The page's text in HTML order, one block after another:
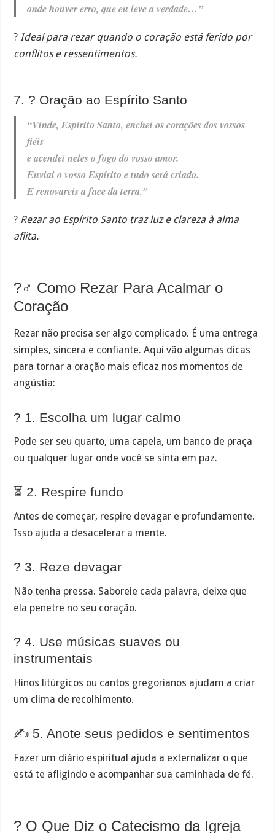
onde houver erro, que eu leve a verdade…”
?️Ideal para rezar quando o coração está ferido por
conflitos e ressentimentos.
7. ?️ Oração ao Espírito Santo
“Vinde, Espírito Santo, enchei os corações dos vossos
fiéis
e acendei neles o fogo do vosso amor.
Enviai o vosso Espírito e tudo será criado.
E renovareis a face da terra.”
? Rezar ao Espírito Santo traz luz e clareza à alma
aflita.
?‍♂️ Como Rezar Para Acalmar o
Coração
Rezar não precisa ser algo complicado. É uma entrega
simples, sincera e confiante. Aqui vão algumas dicas
para tornar a oração mais eficaz nos momentos de
angústia:
? 1. Escolha um lugar calmo
Pode ser seu quarto, uma capela, um banco de praça
ou qualquer lugar onde você se sinta em paz.
⏳ 2. Respire fundo
Antes de começar, respire devagar e profundamente.
Isso ajuda a desacelerar a mente.
? 3. Reze devagar
Não tenha pressa. Saboreie cada palavra, deixe que
ela penetre no seu coração.
? 4. Use músicas suaves ou
instrumentais
Hinos litúrgicos ou cantos gregorianos ajudam a criar
um clima de recolhimento.
✍️ 5. Anote seus pedidos e sentimentos
Fazer um diário espiritual ajuda a externalizar o que
está te afligindo e acompanhar sua caminhada de fé.
? O Que Diz o Catecismo da Igreja